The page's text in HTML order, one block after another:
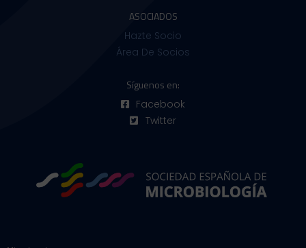
ASOCIADOS
Hazte Socio
Área De Socios
Síguenos en:
Facebook
Twitter